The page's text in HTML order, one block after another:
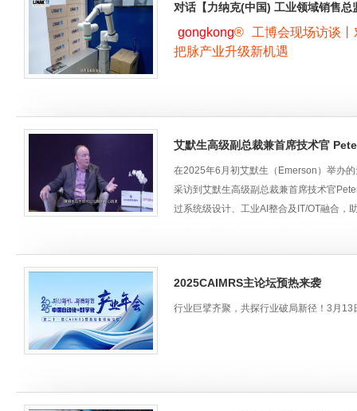
对话【力纳克(中国) 工业领域销售
gongkong®
工博会现场访谈
把脉产业升级新机遇
艾默生高级副总裁兼首席技术官
在2025年6月初艾默生（Emerson）举办
采访到艾默生高级副总裁兼首席技术官
过系统级设计、工业AI整合及IT/OT融合，
2025CAIMRS主论坛预热来袭
行业巨擘齐聚，共探行业破局新径！3月